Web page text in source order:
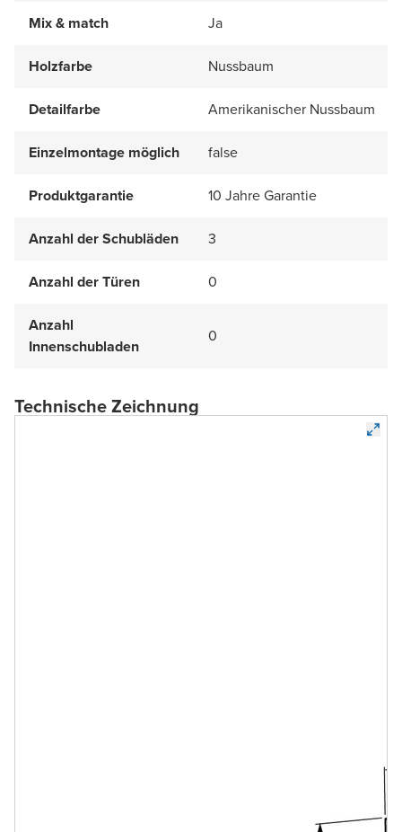
Mix & match Ja
Holzfarbe Nussbaum
Detailfarbe Amerikanischer Nussbaum
Einzelmontage möglich false
Produktgarantie 10 Jahre Garantie
Anzahl der Schubläden 3
Anzahl der Türen 0
Anzahl
Innenschubladen
0
Technische Zeichnung